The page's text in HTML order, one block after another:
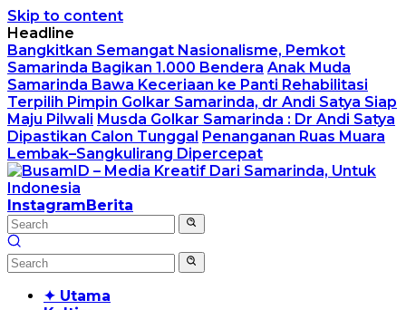
Skip to content
Headline
Bangkitkan Semangat Nasionalisme, Pemkot
Samarinda Bagikan 1.000 Bendera Anak Muda
Samarinda Bawa Keceriaan ke Panti Rehabilitasi
Terpilih Pimpin Golkar Samarinda, dr Andi Satya Siap
Maju Pilwali Musda Golkar Samarinda : Dr Andi Satya
Dipastikan Calon Tunggal Penanganan Ruas Muara
Lembak–Sangkulirang Dipercepat
InstagramBerita
✦ Utama